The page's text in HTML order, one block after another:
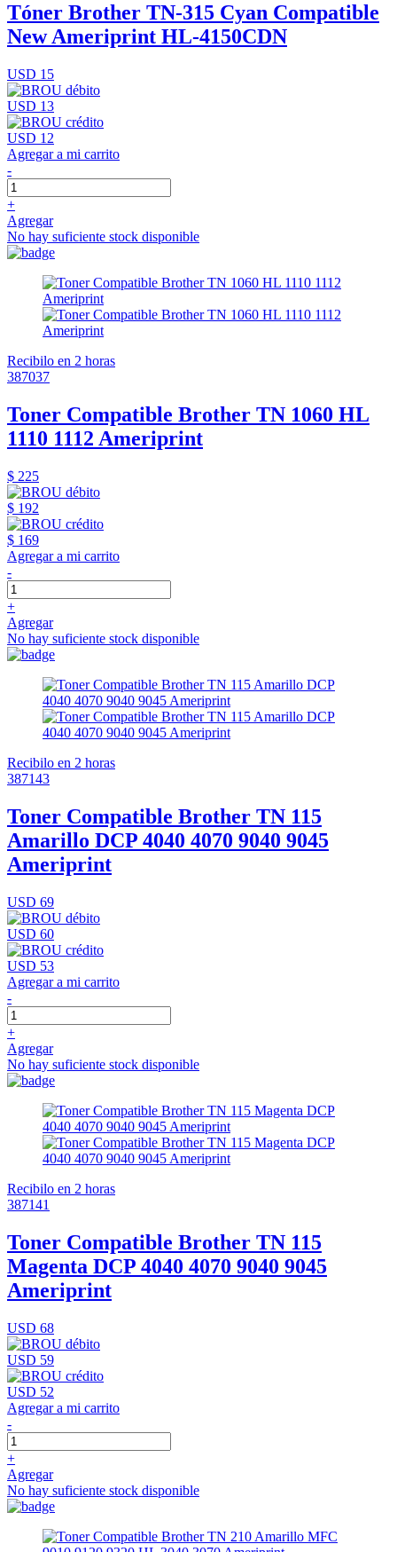
Tóner Brother TN-315 Cyan Compatible
New Ameriprint HL-4150CDN
USD 15
USD 13
USD 12
Agregar a mi carrito
-
+
Agregar
No hay suficiente stock disponible
Recibilo en 2 horas
387037
Toner Compatible Brother TN 1060 HL
1110 1112 Ameriprint
$ 225
$ 192
$ 169
Agregar a mi carrito
-
+
Agregar
No hay suficiente stock disponible
Recibilo en 2 horas
387143
Toner Compatible Brother TN 115
Amarillo DCP 4040 4070 9040 9045
Ameriprint
USD 69
USD 60
USD 53
Agregar a mi carrito
-
+
Agregar
No hay suficiente stock disponible
Recibilo en 2 horas
387141
Toner Compatible Brother TN 115
Magenta DCP 4040 4070 9040 9045
Ameriprint
USD 68
USD 59
USD 52
Agregar a mi carrito
-
+
Agregar
No hay suficiente stock disponible